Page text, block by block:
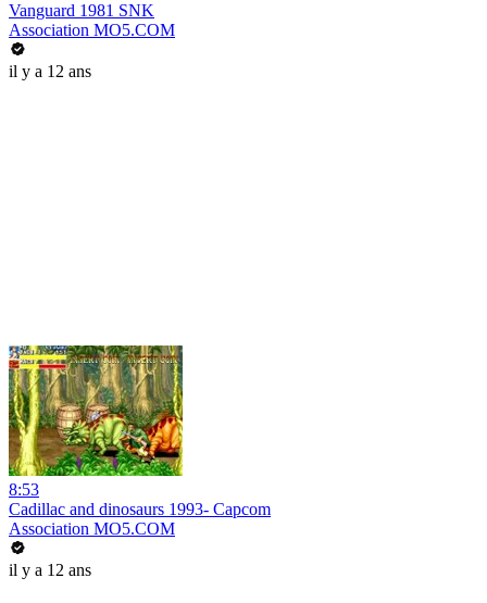
Vanguard 1981 SNK
Association MO5.COM
il y a 12 ans
8:53
Cadillac and dinosaurs 1993- Capcom
Association MO5.COM
il y a 12 ans